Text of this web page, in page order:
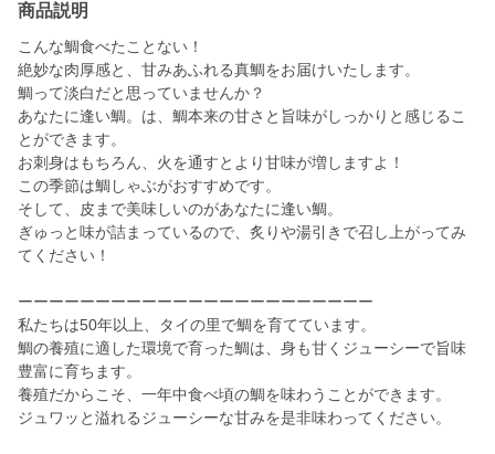
商品説明
こんな鯛食べたことない！
絶妙な肉厚感と、甘みあふれる真鯛をお届けいたします。
鯛って淡白だと思っていませんか？
あなたに逢い鯛。は、鯛本来の甘さと旨味がしっかりと感じるこ
とができます。
お刺身はもちろん、火を通すとより甘味が増しますよ！
この季節は鯛しゃぶがおすすめです。
そして、皮まで美味しいのがあなたに逢い鯛。
ぎゅっと味が詰まっているので、炙りや湯引きで召し上がってみ
てください！
ーーーーーーーーーーーーーーーーーーーーーーー
私たちは50年以上、タイの里で鯛を育てています。
鯛の養殖に適した環境で育った鯛は、身も甘くジューシーで旨味
豊富に育ちます。
養殖だからこそ、一年中食べ頃の鯛を味わうことができます。
ジュワッと溢れるジューシーな甘みを是非味わってください。